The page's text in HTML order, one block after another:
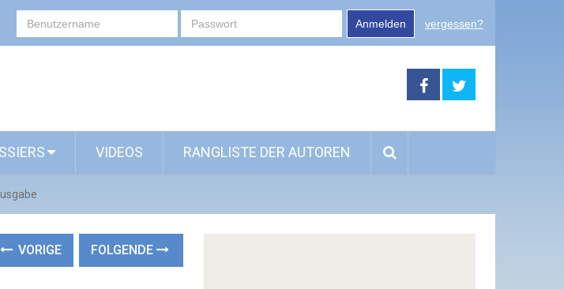
Anmelden vergessen?
VIDEOS RANGLISTE DER AUTOREN
VORIGE FOLGENDE